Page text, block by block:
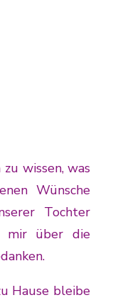
wissen, was
Wünsche
Tochter
mir über die
Hause bleibe